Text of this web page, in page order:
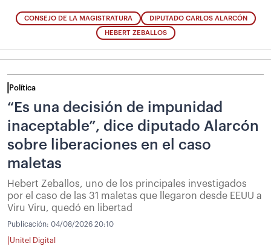
CONSEJO DE LA MAGISTRATURA DIPUTADO CARLOS ALARCÓN
HEBERT ZEBALLOS
Política
“Es una decisión de impunidad
inaceptable”, dice diputado Alarcón
sobre liberaciones en el caso
maletas
Hebert Zeballos, uno de los principales investigados
por el caso de las 31 maletas que llegaron desde EEUU a
Viru Viru, quedó en libertad
Publicación: 04/08/2026 20:10
Unitel Digital